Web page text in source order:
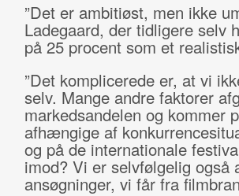
”Det er ambitiøst, men ikke
Ladegaard, der tidligere selv
på 25 procent som et
”Det komplicerede er, at vi
selv. Mange andre faktorer
markedsandelen og kommer
afhængige af
og på de internationale
imod? Vi er selvfølgelig
ansøgninger, vi får fra